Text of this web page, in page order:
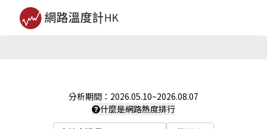
分析期間： 2026.05.10~2026.08.07
什麼是網路熱度排行